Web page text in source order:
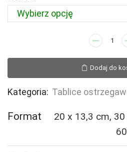
ilość
Działka
prywatna
nie
Dodaj do
Kategoria: Tablice
Format
20 x 13,3 cm,